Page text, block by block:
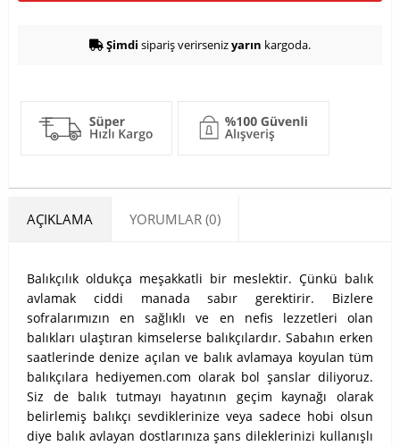
Şimdi sipariş verirsenizyarın kargoda.
AÇIKLAMA YORUMLAR (0)
Balıkçılık oldukça meşakkatli bir meslektir. Çünkü balık
avlamak ciddi manada sabır gerektirir. Bizlere
sofralarımızın en sağlıklı ve en nefis lezzetleri olan
balıkları ulaştıran kimselerse balıkçılardır. Sabahın erken
saatlerinde denize açılan ve balık avlamaya koyulan tüm
balıkçılara hediyemen.com olarak bol şanslar diliyoruz.
Siz de balık tutmayı hayatının geçim kaynağı olarak
belirlemiş balıkçı sevdiklerinize veya sadece hobi olsun
diye balık avlayan dostlarınıza şans dileklerinizi kullanışlı